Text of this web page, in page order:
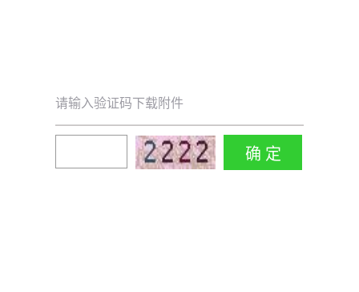
请输入验证码下载附件